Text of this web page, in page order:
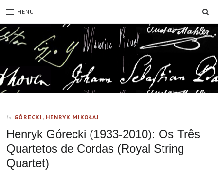
MENU
In GÓRECKI, HENRYK MIKOŁAJ
Henryk Górecki (1933-2010): Os Três
Quartetos de Cordas (Royal String
Quartet)